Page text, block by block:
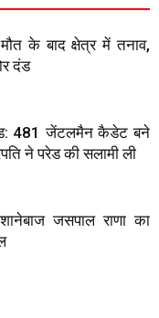
के बाद क्षेत्र में तनाव,
दंड
481 जेंटलमैन कैडेट बने
ने परेड की सलामी ली
जसपाल राणा का